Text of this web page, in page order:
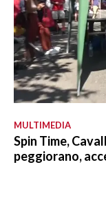
MULTIMEDIA
Spin Time,
peggiorano,